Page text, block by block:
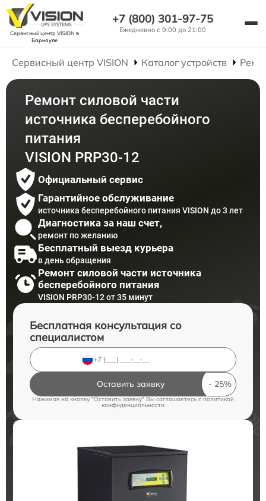
Сервисный центр VISION в
Барнауле
+7 (800) 301-97-75
Ежедневно с 9:00 до 21:00
Сервисный центр VISION Каталог устройств
Ремонт силовой части
источника бесперебойного
питания
VISION PRP30-12
Официальный сервис
Гарантийное обслуживание
источника бесперебойного питания VISION до 3 лет
Диагностика за наш счет,
ремонт по желанию
Бесплатный выезд курьера
в день обращения
Ремонт силовой части источника
бесперебойного питания
VISION PRP30-12 от 35 минут
Бесплатная консультация со
специалистом
Оставить заявку
Нажимая на кнопку "Оставить заявку" Вы соглашаетесь cполитикой
конфиденциальности